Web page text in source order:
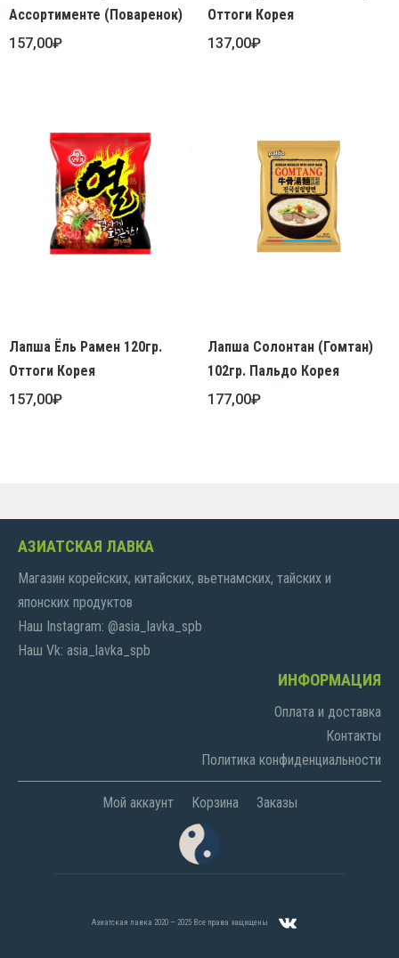
Ассортименте (поваренок)
157,00₽
Оттоги Корея
137,00₽
Лапша Ёль Рамен 120гр.
Оттоги Корея
157,00₽
Лапша Солонтан (Гомтан)
102гр. Пальдо Корея
177,00₽
АЗИАТСКАЯ ЛАВКА
Магазин корейских, китайских, вьетнамских, тайских и
японских продуктов
Наш Instagram: @asia_lavka_spb
Наш Vk: asia_lavka_spb
ИНФОРМАЦИЯ
Оплата и доставка
Контакты
Политика конфиденциальности
Мой аккаунт Корзина Заказы
Азиатская лавка 2020 — 2025 Все права защищены